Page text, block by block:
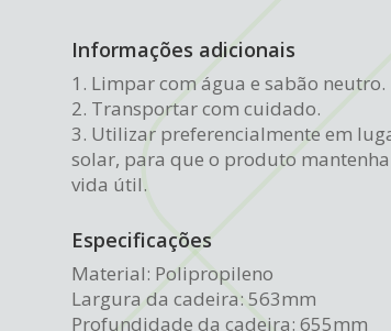
Informações adicionais
1. Limpar com água e sabão neutro.
2. Transportar com cuidado.
3. Utilizar preferencialmente em
solar, para que o produto
vida útil.
Especificações
Material: Polipropileno
Largura da cadeira: 563mm
Profundidade da cadeira: 655mm